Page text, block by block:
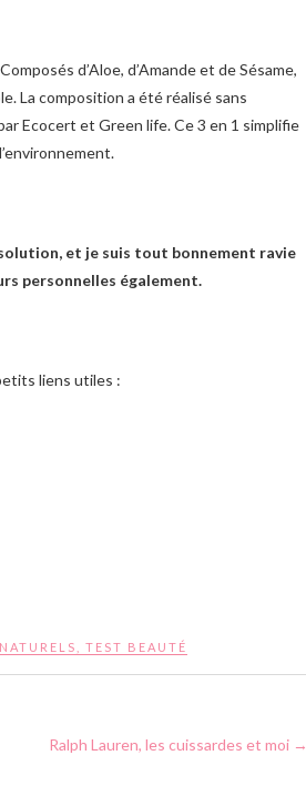
d’Aloe, d’Amande et de Sésame,
La composition a été réalisé sans
Ecocert et Green life. Ce 3 en 1 simplifie
et je suis tout bonnement ravie
personnelles également.
liens utiles :
TEST BEAUTÉ
Ralph Lauren, les cuissardes et moi →